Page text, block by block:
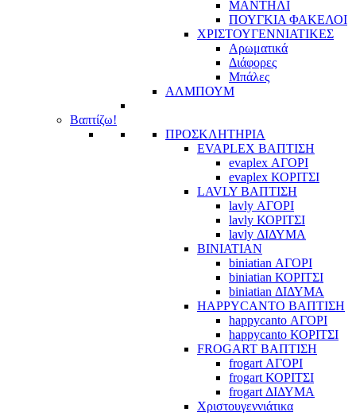
ΜΑΝΤΗΛΙ
ΠΟΥΓΚΙΑ ΦΑΚΕΛΟΙ
ΧΡΙΣΤΟΥΓΕΝΝΙΑΤΙΚΕΣ
Αρωματικά
Διάφορες
Μπάλες
ΑΛΜΠΟΥΜ
Βαπτίζω!
ΠΡΟΣΚΛΗΤΗΡΙΑ
EVAPLEX ΒΑΠΤΙΣΗ
evaplex ΑΓΟΡΙ
evaplex ΚΟΡΙΤΣΙ
LAVLY ΒΑΠΤΙΣΗ
lavly ΑΓΟΡΙ
lavly ΚΟΡΙΤΣΙ
lavly ΔΙΔΥΜΑ
BINIATIAN
biniatian ΑΓΟΡΙ
biniatian ΚΟΡΙΤΣΙ
biniatian ΔΙΔΥΜΑ
HAPPYCANTO ΒΑΠΤΙΣΗ
happycanto ΑΓΟΡΙ
happycanto ΚΟΡΙΤΣΙ
FROGART ΒΑΠΤΙΣΗ
frogart ΑΓΟΡΙ
frogart ΚΟΡΙΤΣΙ
frogart ΔΙΔΥΜΑ
Χριστουγεννιάτικα